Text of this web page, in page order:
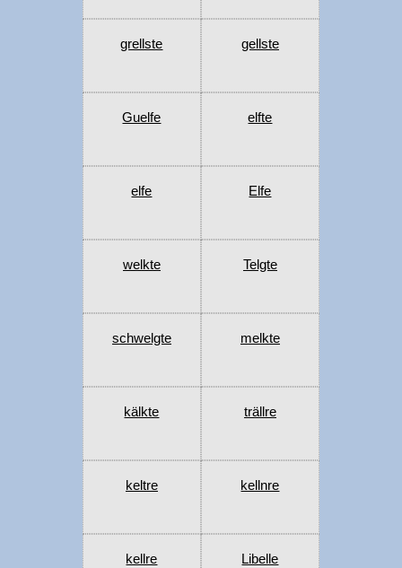
grellste gellste
Guelfe elfte
elfe Elfe
welkte Telgte
schwelgte melkte
kälkte trällre
keltre kellnre
kellre Libelle